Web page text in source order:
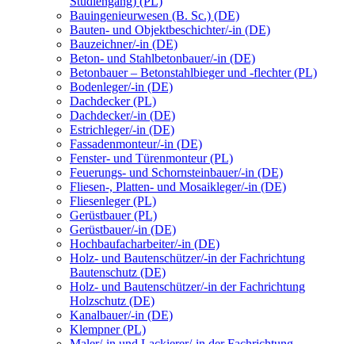
Bauingenieurwesen (B. Sc.) (DE)
Bauten- und Objektbeschichter/-in (DE)
Bauzeichner/-in (DE)
Beton- und Stahlbetonbauer/-in (DE)
Betonbauer – Betonstahlbieger und -flechter (PL)
Bodenleger/-in (DE)
Dachdecker (PL)
Dachdecker/-in (DE)
Estrichleger/-in (DE)
Fassadenmonteur/-in (DE)
Fenster- und Türenmonteur (PL)
Feuerungs- und Schornsteinbauer/-in (DE)
Fliesen-, Platten- und Mosaikleger/-in (DE)
Fliesenleger (PL)
Gerüstbauer (PL)
Gerüstbauer/-in (DE)
Hochbaufacharbeiter/-in (DE)
Holz- und Bautenschützer/-in der Fachrichtung
Bautenschutz (DE)
Holz- und Bautenschützer/-in der Fachrichtung
Holzschutz (DE)
Kanalbauer/-in (DE)
Klempner (PL)